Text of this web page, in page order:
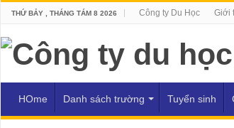
THỨ BẢY , THÁNG TÁM 8 2026 Công ty Du Học Giới
HOme Danh sách trường Tuyển sinh